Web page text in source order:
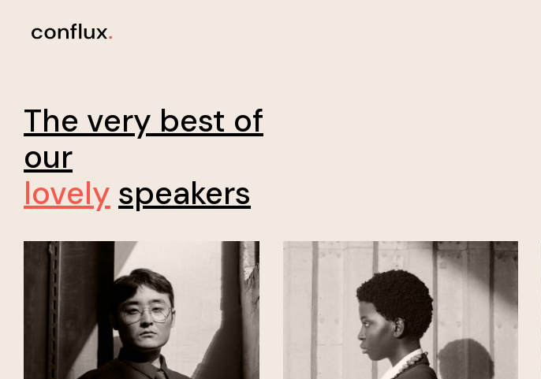
The very best of
our
lovely speakers